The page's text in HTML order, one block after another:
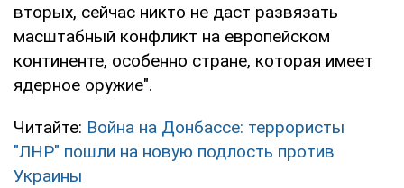
вторых, сейчас никто не даст развязать
масштабный конфликт на европейском
континенте, особенно стране, которая имеет
ядерное оружие".
Читайте: Война на Донбассе: террористы
"ЛНР" пошли на новую подлость против
Украины